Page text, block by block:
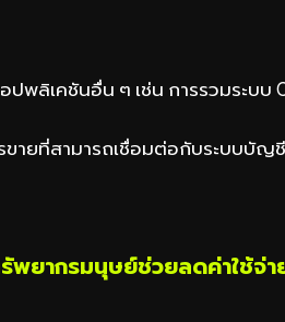
พลิเคชันอื่น ๆ เช่น การรวมระบบ
ายที่สามารถเชื่อมต่อกับระบบบัญ
ยากรมนุษย์ช่วยลดค่าใช้จ่า